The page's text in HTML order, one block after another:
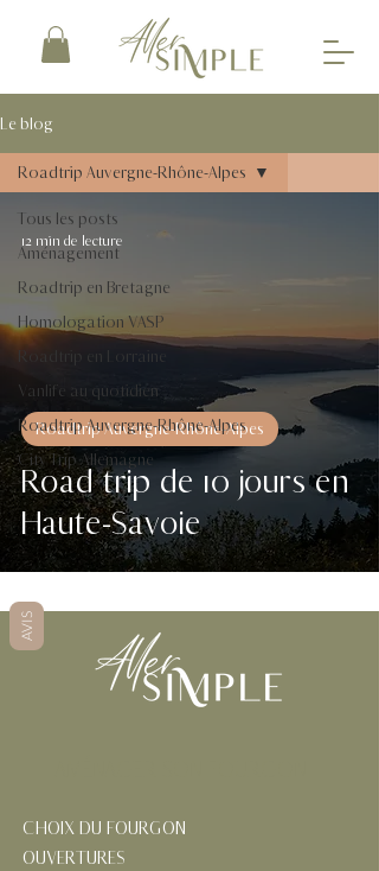
Le blog
Tous les posts
Aménagement
Roadtrip en Bretagne
Homologation VASP
Roadtrip en Lorraine
Vanlife au quotidien
Roadtrip Auvergne-Rhône-Alpes
City Trip Allemagne
Roadtrip Auvergne-Rhône-Alpes
Road trip de 10 jours en
Haute-Savoie
Roadtrip Auvergne-Rhône-Alpes
12 min de lecture
CHOIX DU FOURGON
OUVERTURES
AVIS